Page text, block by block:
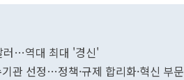
러…역대 최대 '경신'
관 선정…정책·규제 합리화·혁신 부문